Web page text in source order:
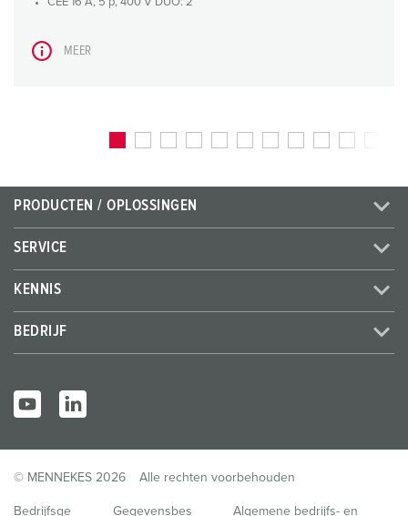
MEER
PRODUCTEN / OPLOSSINGEN
SERVICE
KENNIS
BEDRIJF
© MENNEKES 2026 Alle rechten voorbehouden
Bedrijfsge Gegevensbes Algemene bedrijfs- en